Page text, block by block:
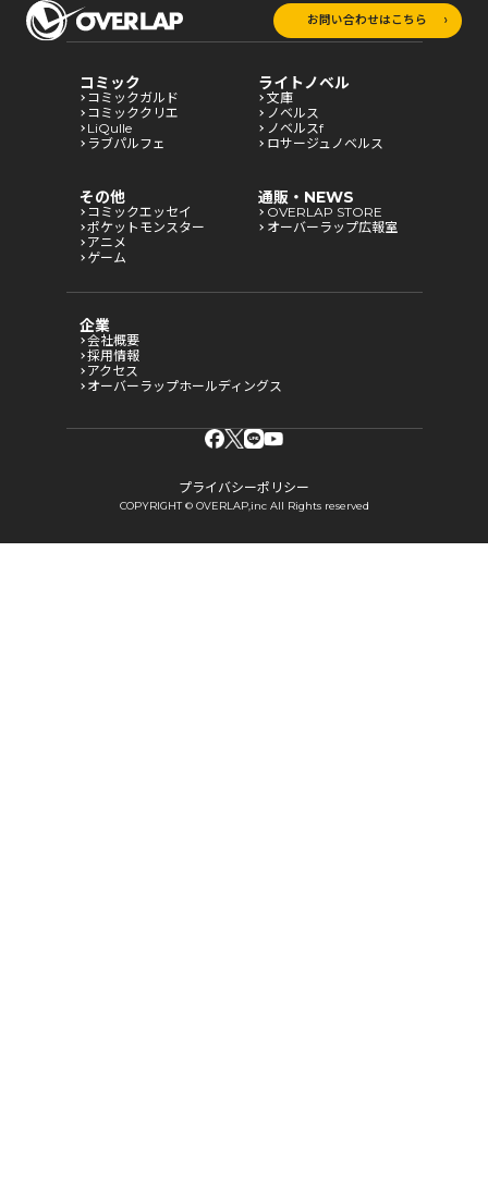
お問い合わせはこちら
コミック
コミックガルド
コミッククリエ
LiQulle
ラブパルフェ
ライトノベル
文庫
ノベルス
ノベルスf
ロサージュノベルス
その他
コミックエッセイ
ポケットモンスター
アニメ
ゲーム
通販・NEWS
OVERLAP STORE
オーバーラップ広報室
企業
会社概要
採用情報
アクセス
オーバーラップホールディングス
プライバシーポリシー
COPYRIGHT © OVERLAP,inc All Rights reserved